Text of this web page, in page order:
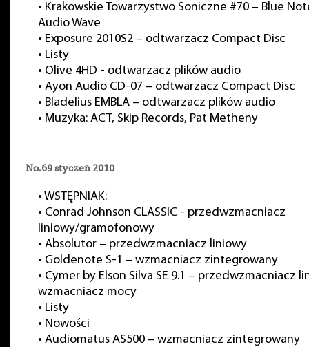
• Krakowskie Towarzystwo Soniczne #70 – Blue
Audio Wave
• Exposure 2010S2 – odtwarzacz Compact Disc
• Listy
• Olive 4HD - odtwarzacz plików audio
• Ayon Audio CD-07 – odtwarzacz Compact Disc
• Bladelius EMBLA – odtwarzacz plików audio
• Muzyka: ACT, Skip Records, Pat Metheny
No.69 styczeń 2010
• WSTĘPNIAK:
• Conrad Johnson CLASSIC - przedwzmacniacz
liniowy/gramofonowy
• Absolutor – przedwzmacniacz liniowy
• Goldenote S-1 – wzmacniacz zintegrowany
• Cymer by Elson Silva SE 9.1 – przedwzmacniacz
wzmacniacz mocy
• Listy
• Nowości
• Audiomatus AS500 – wzmacniacz zintegrowany